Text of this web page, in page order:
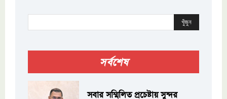
খুঁজুন
সর্বশেষ
সবার সম্মিলিত প্রচেষ্টায় সুন্দর